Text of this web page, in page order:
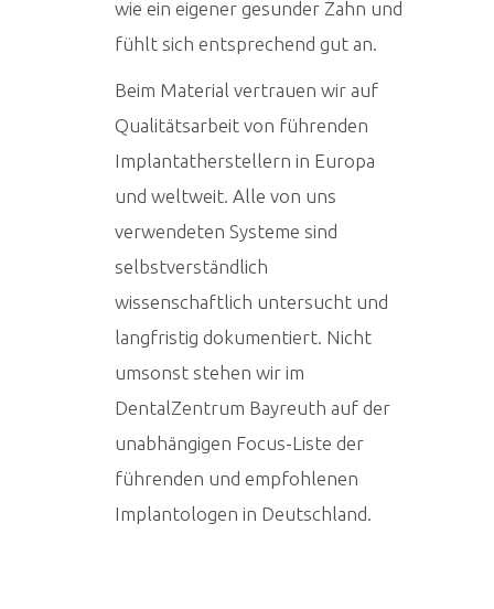
wie ein eigener gesunder Zahn und
fühlt sich entsprechend gut an.
Beim Material vertrauen wir auf
Qualitätsarbeit von führenden
Implantatherstellern in Europa
und weltweit. Alle von uns
verwendeten Systeme sind
selbstverständlich
wissenschaftlich untersucht und
langfristig dokumentiert. Nicht
umsonst stehen wir im
DentalZentrum Bayreuth auf der
unabhängigen Focus-Liste der
führenden und empfohlenen
Implantologen in Deutschland.